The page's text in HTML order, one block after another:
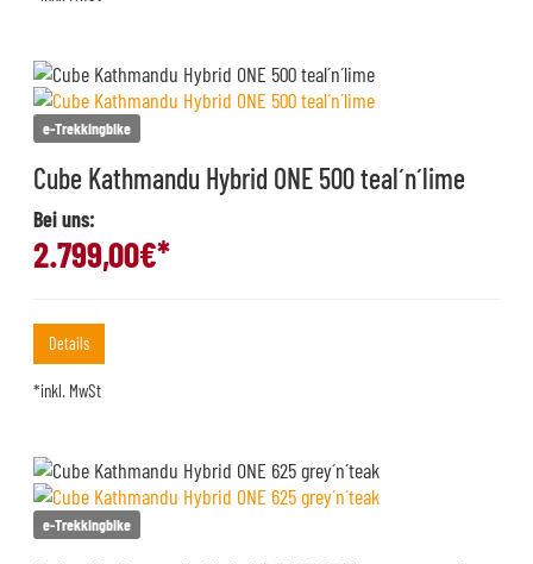
e-Trekkingbike
Cube Kathmandu Hybrid ONE 500 teal´n´lime
Bei uns:
2.799,00€*
Details
*inkl. MwSt
e-Trekkingbike